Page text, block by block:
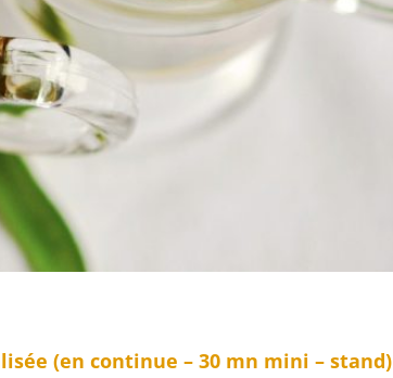
(en continue – 30 mn mini – stand)